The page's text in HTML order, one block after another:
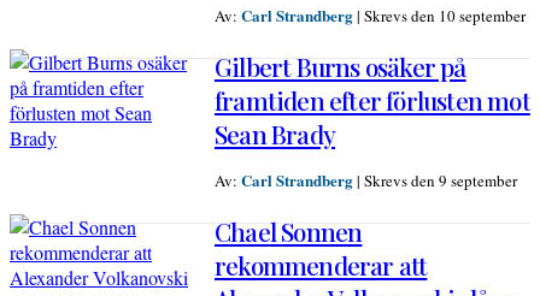
Av: Carl Strandberg| Skrevs den 10 september
Gilbert Burns osäker på
framtiden efter förlusten mot
Sean Brady
Av: Carl Strandberg| Skrevs den 9 september
Chael Sonnen
rekommenderar att